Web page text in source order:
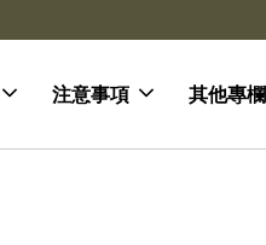
注意事項 其他專欄